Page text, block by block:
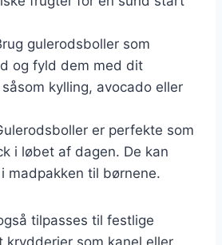
gulerodsboller som
og fyld dem med dit
kylling, avocado eller
er perfekte som
i løbet af dagen. De kan
madpakken til børnene.
tilpasses til festlige
som kanel eller